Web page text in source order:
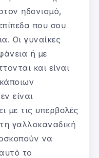
ηδονισμό,
που σου
Οι γυναίκες
ή με
και είναι
είναι
με τις υπερβολές
γαλλοκαναδική
να
το